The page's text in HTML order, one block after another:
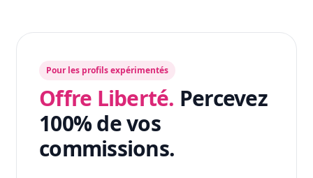
Pour les profils expérimentés
Offre Liberté. Percevez
100% de vos
commissions.